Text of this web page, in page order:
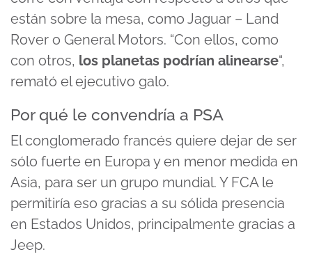
están sobre la mesa, como Jaguar – Land
Rover o General Motors. “Con ellos, como
con otros, los planetas podrían alinearse“,
remató el ejecutivo galo.
Por qué le convendría a PSA
El conglomerado francés quiere dejar de ser
sólo fuerte en Europa y en menor medida en
Asia, para ser un grupo mundial. Y FCA le
permitiría eso gracias a su sólida presencia
en Estados Unidos, principalmente gracias a
Jeep.